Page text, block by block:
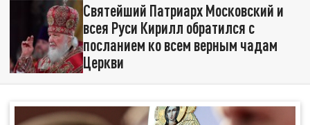
Святейший Патриарх Московский и
всея Руси Кирилл обратился с
посланием ко всем верным чадам
Церкви